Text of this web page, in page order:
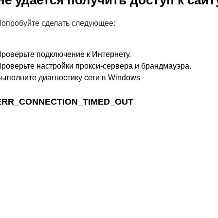
сделать следующее:
подключение к Интернету.
настройки прокси-сервера и брандмауэра.
диагностику сети в Windows